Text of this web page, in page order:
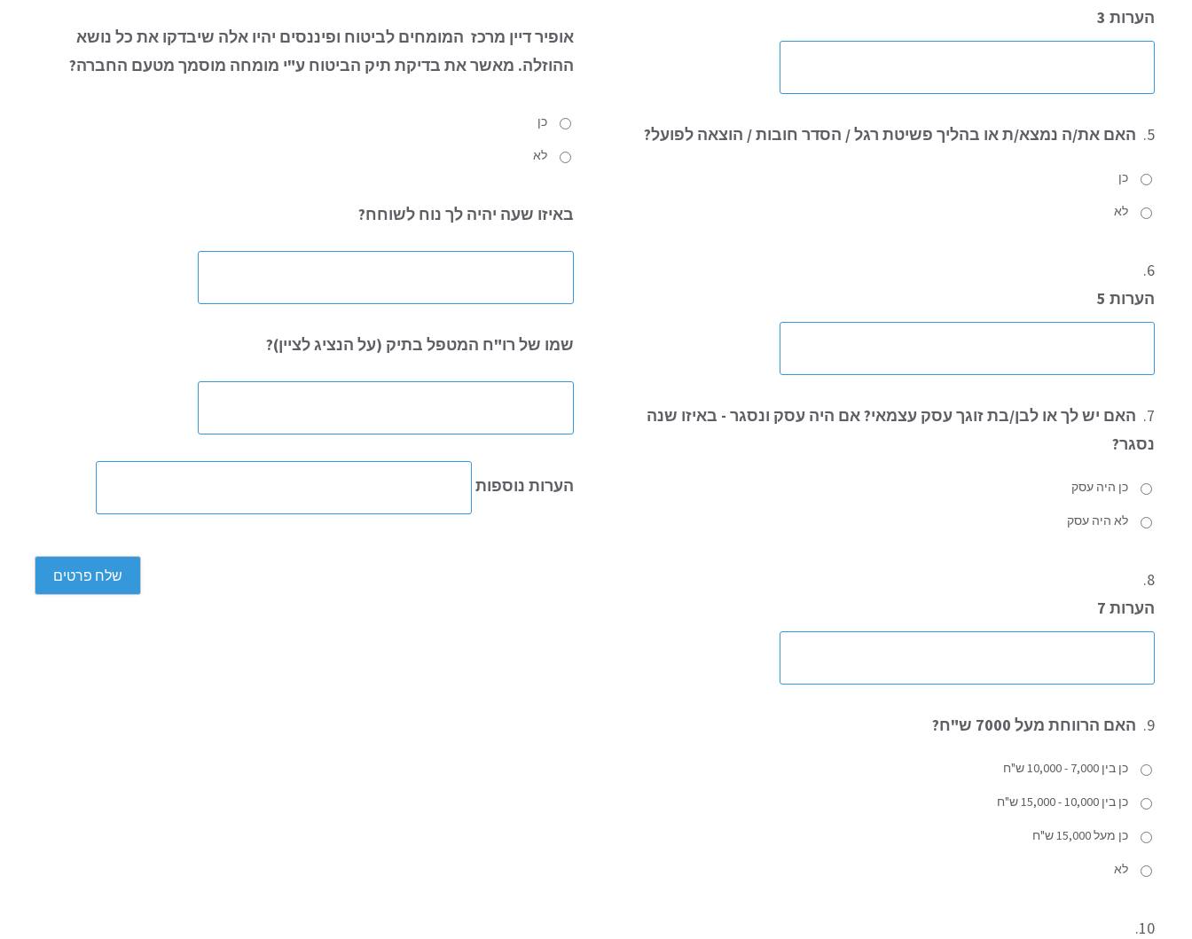
הערות 3
5. האם את/ה נמצא/ת או בהליך פשיטת רגל / הסדר חובות / הוצאה לפועל?
כן
לא
6.
הערות 5
7.
האם יש לך או לבן/בת זוגך עסק עצמאי? אם היה עסק ונסגר - באיזו שנה
נסגר?
כן היה עסק
לא היה עסק
8.
הערות 7
9. האם הרווחת מעל 7000 ש"ח?
כן בין 7,000 - 10,000 ש"ח
כן בין 10,000 - 15,000 ש"ח
כן מעל 15,000 ש"ח
לא
10.
אופיר דיין מרכז המומחים לביטוח ופיננסים יהיו אלה שיבדקו את כל נושא
ההוזלה. מאשר את בדיקת תיק הביטוח ע"י מומחה מוסמך מטעם החברה?
כן
לא
באיזו שעה יהיה לך נוח לשוחח?
שמו של רו"ח המטפל בתיק (על הנציג לציין)?
הערות נוספות